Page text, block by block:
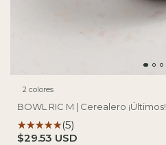
2 colores
BOWL RIC M | Cerealero ¡Últimos!
(5)
$29.53 USD